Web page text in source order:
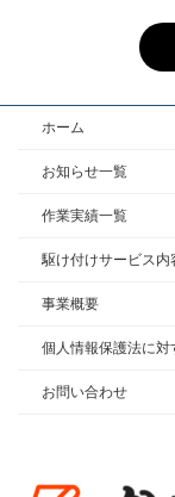
ホーム
お知らせ一覧
作業実績一覧
駆け付けサービス内
事業概要
個人情報保護法に対
お問い合わせ